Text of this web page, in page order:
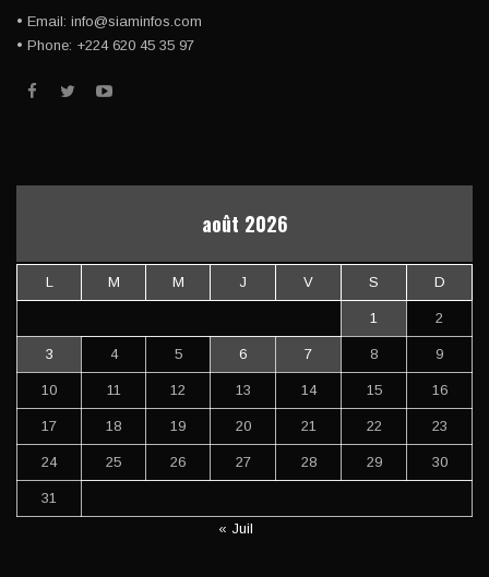
• Email: info@siaminfos.com
• Phone: +224 620 45 35 97
août 2026
L M M J V S D
1 2
3 4 5 6 7 8 9
10 11 12 13 14 15 16
17 18 19 20 21 22 23
24 25 26 27 28 29 30
31
« Juil